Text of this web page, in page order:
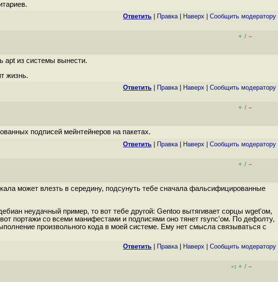
Ответить Правка| Наверх Cообщить модератору
+ / –
apt из системы вынести.
жизнь.
Ответить Правка| Наверх Cообщить модератору
+ / –
подписей мейнтейнеров на пакетах.
Ответить Правка| Наверх Cообщить модератору
+ / –
может влезть в середину, подсунуть тебе сначала фальсифицированные
неудачный пример, то вот тебе другой: Gentoo вытягивает сорцы wget'ом,
портажи со всеми манифестами и подписями оно тянет rsync'ом. По дефолту,
произвольного кода в моей системе. Ему нет смысла связываться с
Ответить Правка| Наверх Cообщить модератору
+1 + / –